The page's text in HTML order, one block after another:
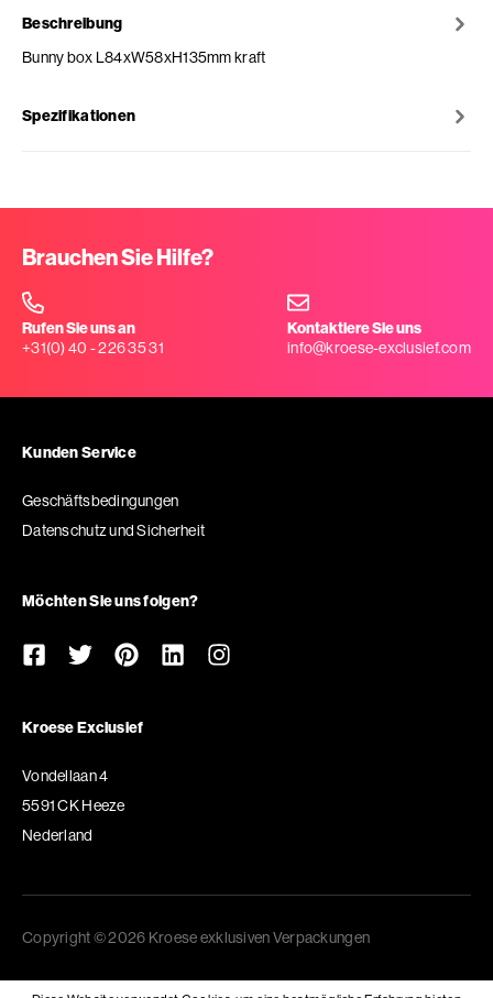
Beschreibung
Bunny box L84xW58xH135mm kraft
Spezifikationen
Brauchen Sie Hilfe?
Rufen Sie uns an
+31(0) 40 - 226 35 31
Kontaktiere Sie uns
info@kroese-exclusief.com
Kunden Service
Geschäftsbedingungen
Datenschutz und Sicherheit
Möchten Sie uns folgen?
Kroese Exclusief
Vondellaan 4
5591 CK Heeze
Nederland
Copyright © 2026 Kroese exklusiven Verpackungen